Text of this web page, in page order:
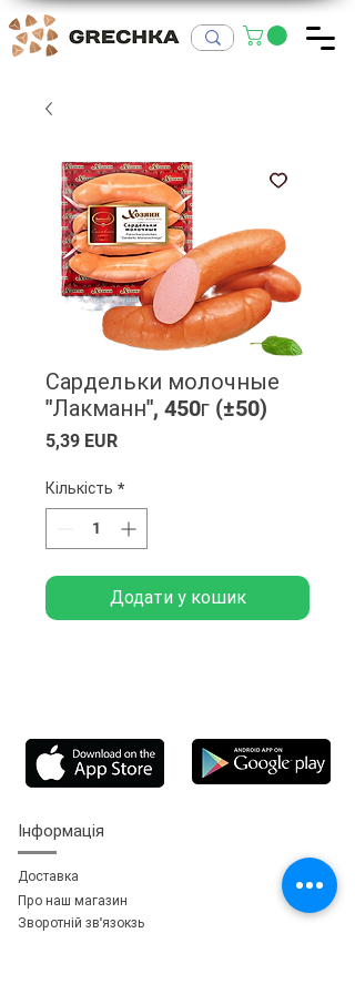
Сардельки молочные
"Лакманн", 450г (±50)
5,39 EURЦіна
Кількість *
Додати у кошик
Інформація
Доставка
Про наш магазин
Зворотній зв'язокзь